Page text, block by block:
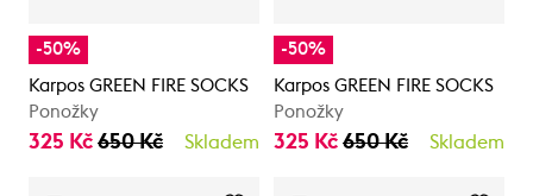
-50%
Karpos GREEN FIRE SOCKS
Ponožky
325 Kč 650 Kč Skladem
-50%
Karpos GREEN FIRE SOCKS
Ponožky
325 Kč 650 Kč Skladem